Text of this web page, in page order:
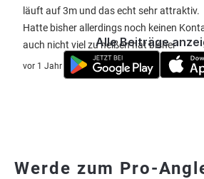
läuft auf 3m und das echt sehr attraktiv.
Hatte bisher allerdings noch keinen
auch nicht viel zu heißen hat bisher
vor 1 Jahr
Alle Beiträge
Werde zum Pro-